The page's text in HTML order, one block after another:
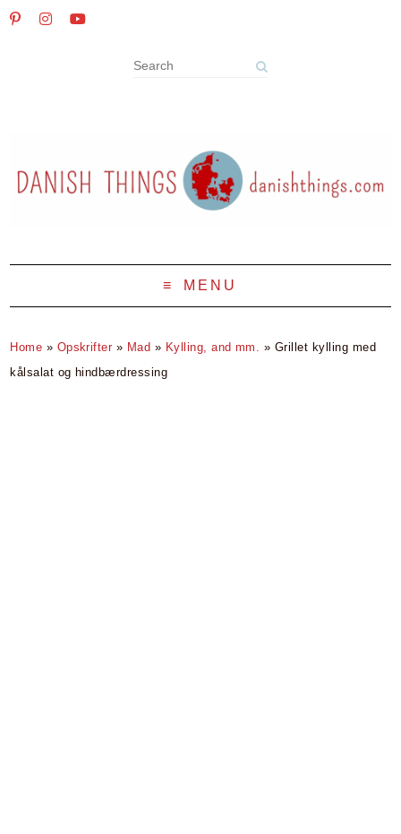
MENU
Home » Opskrifter » Mad » Kylling, and mm. » Grillet kylling med
kålsalat og hindbærdressing